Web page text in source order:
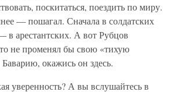
поскитаться, поездить по миру.
— пошагал. Сначала в солдатских
в арестантских. А вот Рубцов
не променял бы свою «тихую
окажись он здесь.
уверенность? А вы вслушайтесь в